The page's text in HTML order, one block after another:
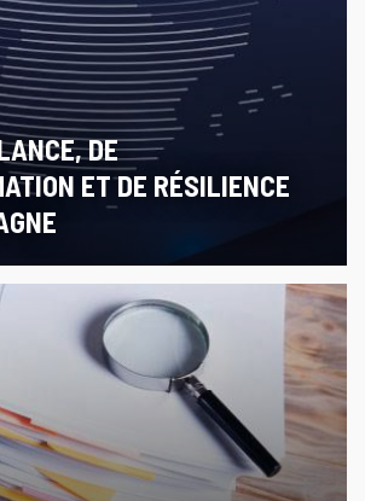
DE
ET DE RÉSILIENCE